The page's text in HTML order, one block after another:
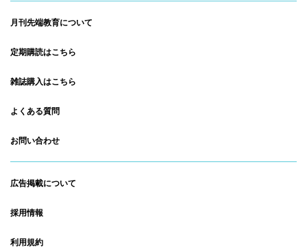
月刊先端教育について
定期購読はこちら
雑誌購入はこちら
よくある質問
お問い合わせ
広告掲載について
採用情報
利用規約